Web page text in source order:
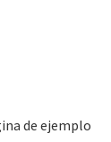
de ejemplo